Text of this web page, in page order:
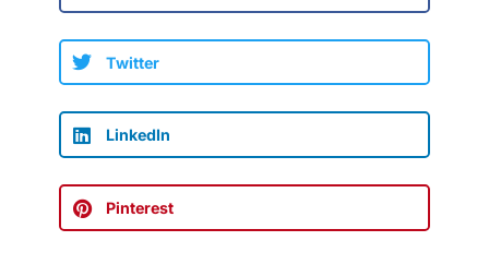
Twitter
LinkedIn
Pinterest